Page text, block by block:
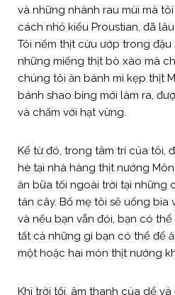
và những nhánh rau mùi mà
cách nhỏ kiểu Proustian, đã
Tôi nếm thịt cừu ướp trong
những miếng thịt bò xào mà
chúng tôi ăn bánh mì kẹp thịt
bánh shao bing mới làm ra,
và chấm với hạt vừng.
Kể từ đó, trong tâm trí của tôi,
hè tại nhà hàng thịt nướng
ăn bữa tối ngoài trời tại những
tán cây. Bố mẹ tôi sẽ uống bia
và nếu bạn vẫn đói, bạn có
tất cả những gì bạn có thể để
một hoặc hai món thịt nướng
Khi trời tối, âm thanh của dế